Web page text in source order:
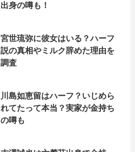
出身の噂も！
宮世琉弥に彼女はいる？ハーフ
説の真相やミルク辞めた理由を
調査
川島如恵留はハーフ？いじめら
れてたって本当？実家が金持ち
の噂も